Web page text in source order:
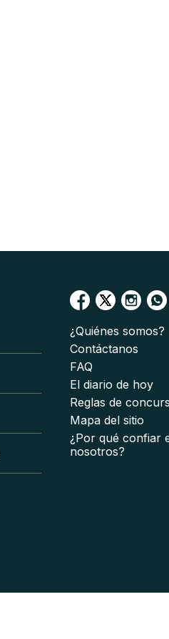
¿Quiénes somos?
Contáctanos
FAQ
El diario de hoy
Reglas de
Mapa del sitio
¿Por qué confiar
nosotros?